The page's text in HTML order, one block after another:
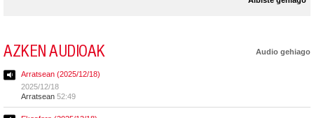
AZKEN AUDIOAK Audio gehiago
Arratsean (2025/12/18)
2025/12/18
Arratsean 52:49